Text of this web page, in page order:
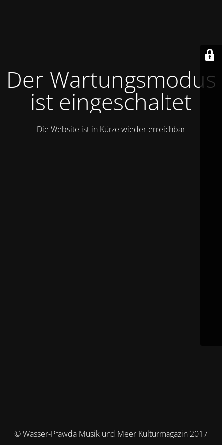
Der Wartungsmodus
ist eingeschaltet
Die Website ist in Kürze wieder erreichbar
© Wasser-Prawda Musik und Meer Kulturmagazin 2017